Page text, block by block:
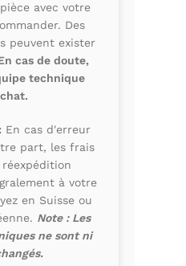
avec votre
Des
peuvent exister
cas de doute,
technique
En cas d'erreur
part, les frais
à votre
en Suisse ou
Note : Les
ne sont ni